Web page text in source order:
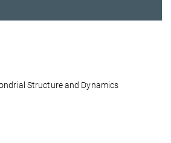
Structure and Dynamics